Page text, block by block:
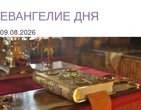
ЕВАНГЕЛИЕ ДНЯ
09.08.2026